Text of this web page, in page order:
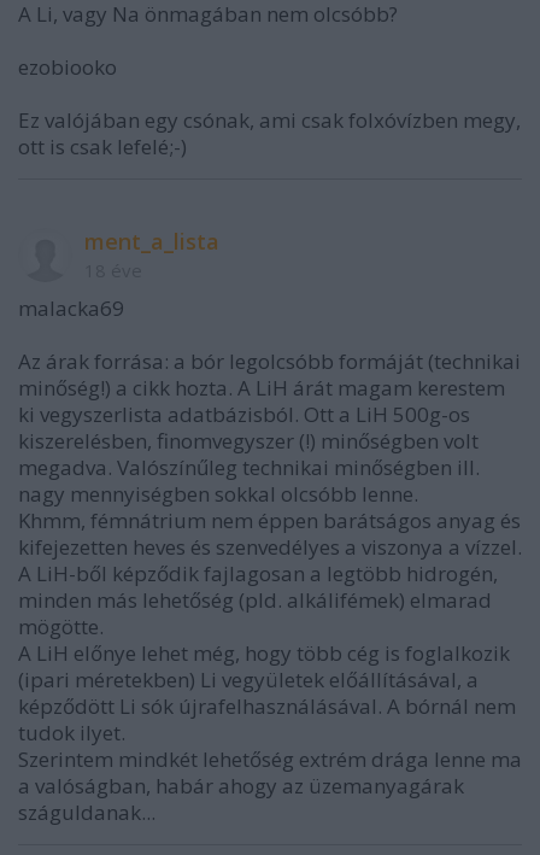
A Li, vagy Na önmagában nem olcsóbb?
ezobiooko
Ez valójában egy csónak, ami csak folxóvízben megy,
ott is csak lefelé;-)
ment_a_lista
malacka69
Az árak forrása: a bór legolcsóbb formáját (technikai
minőség!) a cikk hozta. A LiH árát magam kerestem
ki vegyszerlista adatbázisból. Ott a LiH 500g-os
kiszerelésben, finomvegyszer (!) minőségben volt
megadva. Valószínűleg technikai minőségben ill.
nagy mennyiségben sokkal olcsóbb lenne.
Khmm, fémnátrium nem éppen barátságos anyag és
kifejezetten heves és szenvedélyes a viszonya a vízzel.
A LiH-ből képződik fajlagosan a legtöbb hidrogén,
minden más lehetőség (pld. alkálifémek) elmarad
mögötte.
A LiH előnye lehet még, hogy több cég is foglalkozik
(ipari méretekben) Li vegyületek előállításával, a
képződött Li sók újrafelhasználásával. A bórnál nem
tudok ilyet.
Szerintem mindkét lehetőség extrém drága lenne ma
a valóságban, habár ahogy az üzemanyagárak
száguldanak...